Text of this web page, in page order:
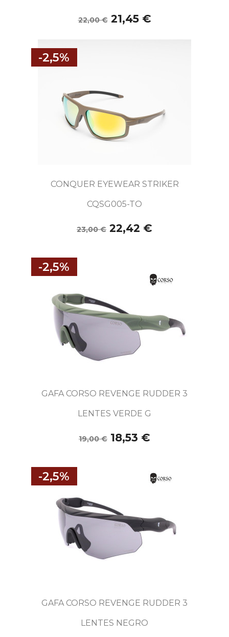
22,00 € 21,45 €
CONQUER EYEWEAR STRIKER
CQSG005-TO
23,00 € 22,42 €
-2,5%
GAFA CORSO REVENGE RUDDER 3
LENTES VERDE G
19,00 € 18,53 €
-2,5%
GAFA CORSO REVENGE RUDDER 3
LENTES NEGRO
-2,5%